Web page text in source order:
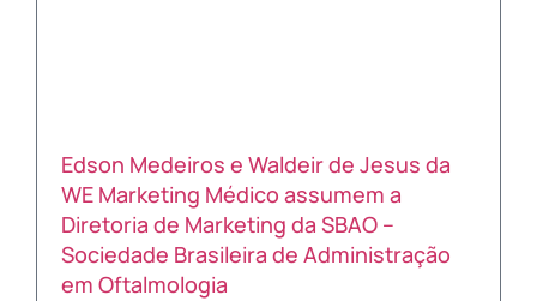
Edson Medeiros e Waldeir de Jesus da
WE Marketing Médico assumem a
Diretoria de Marketing da SBAO –
Sociedade Brasileira de Administração
em Oftalmologia